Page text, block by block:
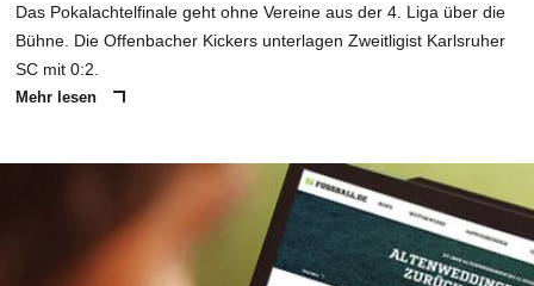
Das Pokalachtelfinale geht ohne Vereine aus der 4. Liga über die
Bühne. Die Offenbacher Kickers unterlagen Zweitligist Karlsruher
SC mit 0:2.
Mehr lesen